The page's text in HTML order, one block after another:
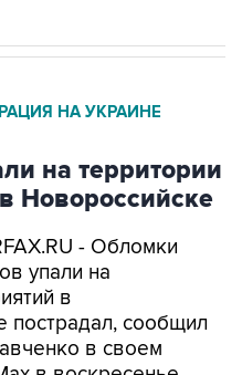
НА УКРАИНЕ
на территории
Новороссийске
- Обломки
упали на
в
пострадал, сообщил
в своем